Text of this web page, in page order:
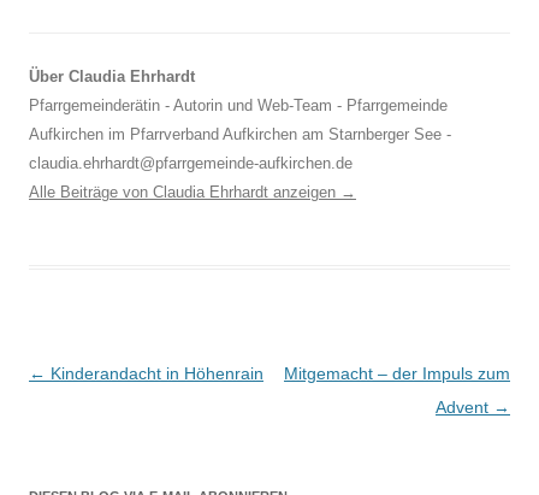
Über Claudia Ehrhardt
Pfarrgemeinderätin - Autorin und Web-Team - Pfarrgemeinde
Aufkirchen im Pfarrverband Aufkirchen am Starnberger See -
claudia.ehrhardt@pfarrgemeinde-aufkirchen.de
Alle Beiträge von Claudia Ehrhardt anzeigen →
Beitragsnavigation
← Kinderandacht in Höhenrain
Mitgemacht – der Impuls zum
Advent →